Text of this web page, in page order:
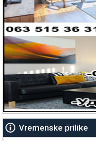
Vremenske prilike